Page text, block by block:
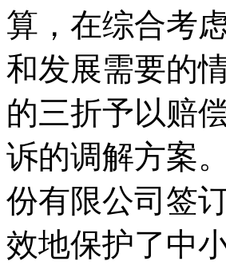
算，在综合考
和发展需要的
的三折予以赔
诉的调解方案
份有限公司签
效地保护了中